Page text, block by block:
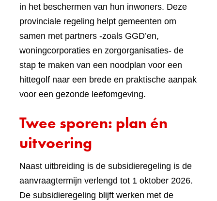
in het beschermen van hun inwoners. Deze
provinciale regeling helpt gemeenten om
samen met partners -zoals GGD’en,
woningcorporaties en zorgorganisaties- de
stap te maken van een noodplan voor een
hittegolf naar een brede en praktische aanpak
voor een gezonde leefomgeving.
Twee sporen: plan én
uitvoering
Naast uitbreiding is de subsidieregeling is de
aanvraagtermijn verlengd tot 1 oktober 2026.
De subsidieregeling blijft werken met de